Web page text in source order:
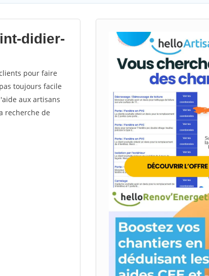
didier-
pour faire
toujours facile
aux artisans
recherche de